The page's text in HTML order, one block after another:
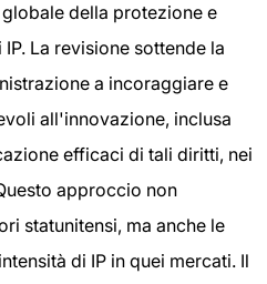
della protezione e
La revisione sottende la
a incoraggiare e
all'innovazione, inclusa
efficaci di tali diritti, nei
approccio non
statunitensi, ma anche le
di IP in quei mercati. Il